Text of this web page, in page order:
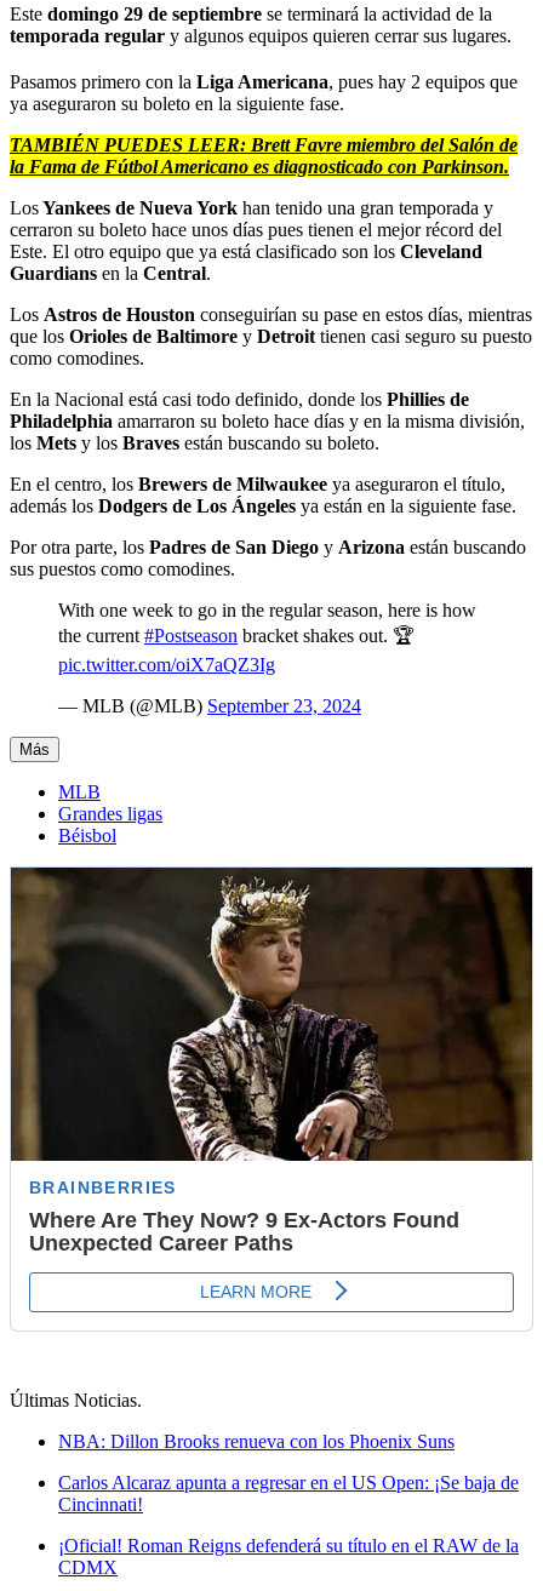
Este domingo 29 de septiembre se terminará la actividad de la
temporada regular y algunos equipos quieren cerrar sus lugares.
Pasamos primero con la Liga Americana, pues hay 2 equipos que
ya aseguraron su boleto en la siguiente fase.
TAMBIÉN PUEDES LEER: Brett Favre miembro del Salón de
la Fama de Fútbol Americano es diagnosticado con Parkinson.
LosYankees de Nueva York han tenido una gran temporada y
cerraron su boleto hace unos días pues tienen el mejor récord del
Este. El otro equipo que ya está clasificado son los Cleveland
Guardians en la Central.
Los Astros de Houston conseguirían su pase en estos días, mientras
que los Orioles de Baltimore y Detroit tienen casi seguro su puesto
como comodines.
En la Nacional está casi todo definido, donde los Phillies de
Philadelphia amarraron su boleto hace días y en la misma división,
los Mets y los Braves están buscando su boleto.
En el centro, los Brewers de Milwaukee ya aseguraron el título,
además los Dodgers de Los Ángeles ya están en la siguiente fase.
Por otra parte, los Padres de San Diego y Arizona están buscando
sus puestos como comodines.
With one week to go in the regular season, here is how
the current #Postseason bracket shakes out. 🏆
pic.twitter.com/oiX7aQZ3Ig
— MLB (@MLB) September 23, 2024
Más
MLB
Grandes ligas
Béisbol
Últimas Noticias.
NBA: Dillon Brooks renueva con los Phoenix Suns
Carlos Alcaraz apunta a regresar en el US Open: ¡Se baja de
Cincinnati!
¡Oficial! Roman Reigns defenderá su título en el RAW de la
CDMX